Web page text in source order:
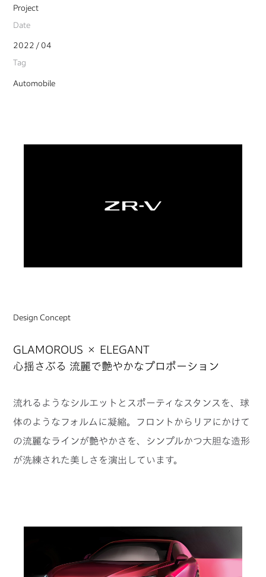
Project
Date
2022 / 04
Tag
Automobile
Design Concept
GLAMOROUS × ELEGANT
心揺さぶる 流麗で艶やかなプロポーション
流れるようなシルエットとスポーティなスタンスを、球
体のようなフォルムに凝縮。 フロントからリアにかけて
の流麗なラインが艶やかさを、シンプルかつ大胆な造形
が洗練された美しさを演出しています。